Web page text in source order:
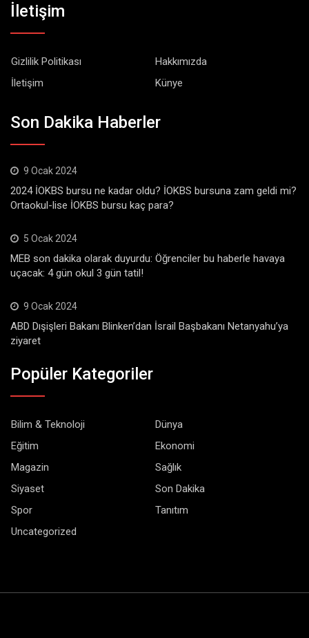
İletişim
Gizlilik Politikası
Hakkımızda
İletişim
Künye
Son Dakika Haberler
9 Ocak 2024
2024 İOKBS bursu ne kadar oldu? İOKBS bursuna zam geldi mi?
Ortaokul-lise İOKBS bursu kaç para?
5 Ocak 2024
MEB son dakika olarak duyurdu: Öğrenciler bu haberle havaya
uçacak: 4 gün okul 3 gün tatil!
9 Ocak 2024
ABD Dışişleri Bakanı Blinken’dan İsrail Başbakanı Netanyahu’ya
ziyaret
Popüler Kategoriler
Bilim & Teknoloji
Dünya
Eğitim
Ekonomi
Magazin
Sağlık
Siyaset
Son Dakika
Spor
Tanıtım
Uncategorized